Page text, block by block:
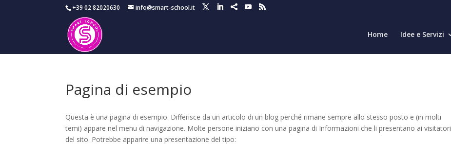
+39 02 82020630 info@smart-school.it
Home Idee e Servizi
Pagina di esempio
Questa è una pagina di esempio. Differisce da un articolo di un blog perché rimane sempre allo stesso posto e (in molti
temi) appare nel menu di navigazione. Molte persone iniziano con una pagina di Informazioni che li presentano ai visitatori
del sito. Potrebbe apparire una presentazione del tipo: